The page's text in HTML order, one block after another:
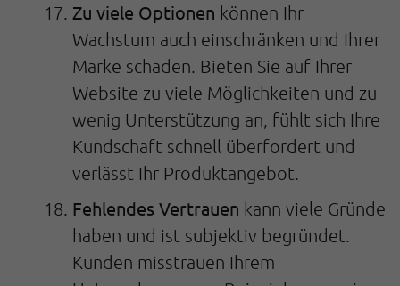
Zu viele Optionen können Ihr
Wachstum auch einschränken und Ihrer
Marke schaden. Bieten Sie auf Ihrer
Website zu viele Möglichkeiten und zu
wenig Unterstützung an, fühlt sich Ihre
Kundschaft schnell überfordert und
verlässt Ihr Produktangebot.
Fehlendes Vertrauen kann viele Gründe
haben und ist subjektiv begründet.
Kunden misstrauen Ihrem